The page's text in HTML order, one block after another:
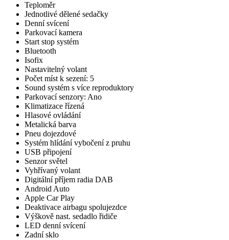
Teploměr
Jednotlivé dělené sedačky
Denní svícení
Parkovací kamera
Start stop systém
Bluetooth
Isofix
Nastavitelný volant
Počet míst k sezení: 5
Sound systém s více reproduktory
Parkovací senzory: Ano
Klimatizace řízená
Hlasové ovládání
Metalická barva
Pneu dojezdové
Systém hlídání vybočení z pruhu
USB připojení
Senzor světel
Vyhřívaný volant
Digitální příjem radia DAB
Android Auto
Apple Car Play
Deaktivace airbagu spolujezdce
Výškově nast. sedadlo řidiče
LED denní svícení
Zadní sklo